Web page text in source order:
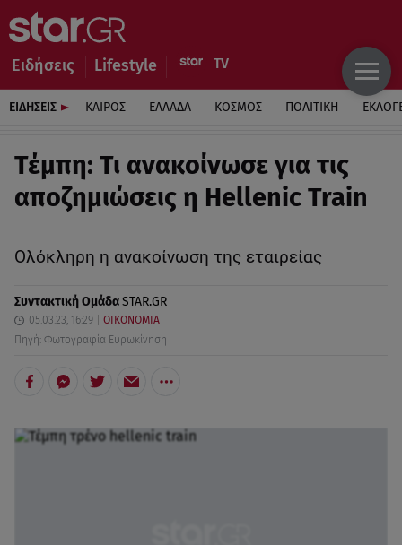
Ειδήσεις Lifestyle
ΕΙΔΗΣΕΙΣ ΚΑΙΡΟΣ ΕΛΛΑΔΑ ΚΟΣΜΟΣ ΠΟΛΙΤΙΚΗ
Τέμπη: Τι ανακοίνωσε για τις
αποζημιώσεις η Hellenic Train
Ολόκληρη η ανακοίνωση της εταιρείας
Συντακτική ΟμάδαSTAR.GR
05.03.23, 16:29
ΟΙΚΟΝΟΜΙΑ
Πηγή: Φωτογραφία Ευρωκίνηση